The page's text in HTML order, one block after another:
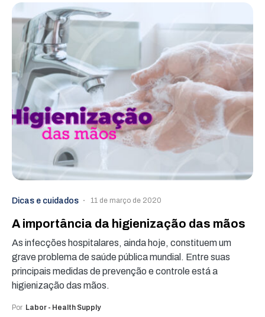
Dicas e cuidados 11 de março de 2020
A importância da higienização das mãos
As infecções hospitalares, ainda hoje, constituem um
grave problema de saúde pública mundial. Entre suas
principais medidas de prevenção e controle está a
higienização das mãos.
Por Labor - Health Supply